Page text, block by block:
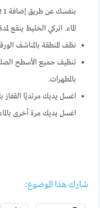
الماء. اتركي الخليط ينقع
نظف المنطقة بالمناشف
تنظيف جميع الأسطح
بالمطهرات.
اغسل يديك مرتديًا القفاز
اغسل يديك مرة أخرى
شارك هذا الموضوع: